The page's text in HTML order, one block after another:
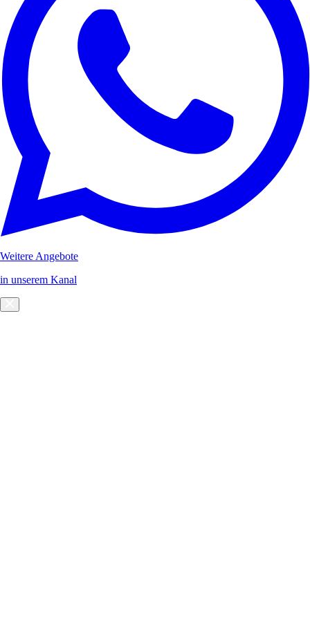
Weitere Angebote
in unserem Kanal